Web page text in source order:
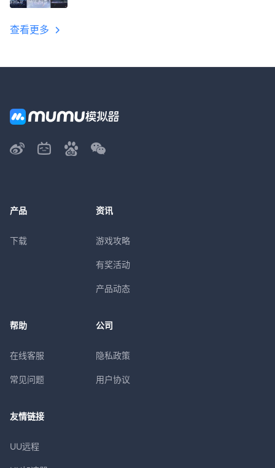
查看更多
产品
下载
资讯
游戏攻略
有奖活动
产品动态
帮助
在线客服
常见问题
公司
隐私政策
用户协议
友情链接
UU远程